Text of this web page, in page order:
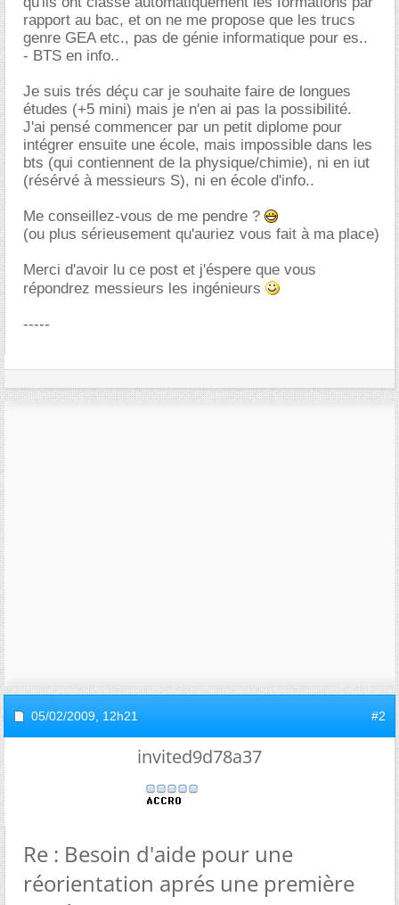
rapport au bac, et on ne me propose que les trucs
genre GEA etc., pas de génie informatique pour es..
- BTS en info..
Je suis trés déçu car je souhaite faire de longues
études (+5 mini) mais je n'en ai pas la possibilité.
J'ai pensé commencer par un petit diplome pour
intégrer ensuite une école, mais impossible dans les
bts (qui contiennent de la physique/chimie), ni en iut
(résérvé à messieurs S), ni en école d'info..
Me conseillez-vous de me pendre ?
(ou plus sérieusement qu'auriez vous fait à ma place)
Merci d'avoir lu ce post et j'éspere que vous
répondrez messieurs les ingénieurs
-----
05/02/2009, 12h21 #2
invited9d78a37
Re : Besoin d'aide pour une
réorientation aprés une première